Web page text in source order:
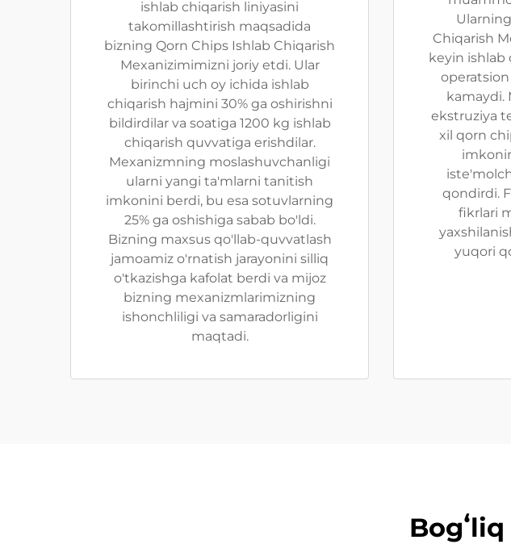
ishlab chiqarish liniyasini
takomillashtirish maqsadida
bizning Qorn Chips Ishlab Chiqarish
Mexanizimimizni joriy etdi. Ular
birinchi uch oy ichida ishlab
chiqarish hajmini 30% ga oshirishni
bildirdilar va soatiga 1200 kg ishlab
chiqarish quvvatiga erishdilar.
Mexanizmning moslashuvchanligi
ularni yangi ta'mlarni tanitish
imkonini berdi, bu esa sotuvlarning
25% ga oshishiga sabab bo'ldi.
Bizning maxsus qo'llab-quvvatlash
jamoamiz o'rnatish jarayonini silliq
o'tkazishga kafolat berdi va mijoz
bizning mexanizmlarimizning
ishonchliligi va samaradorligini
maqtadi.
Chiqarish
keyin ishlab
operatsion
kamaydi.
ekstruziya
xil qorn
qondirdi.
fikrlari
yuqori